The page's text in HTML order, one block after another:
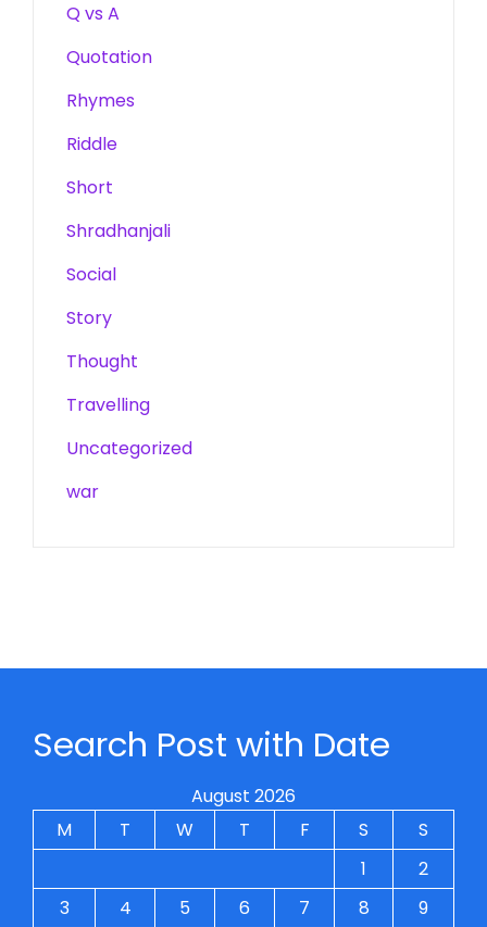
Q vs A
Quotation
Rhymes
Riddle
Short
Shradhanjali
Social
Story
Thought
Travelling
Uncategorized
war
Search Post with Date
August 2026
M
T W T F S
S
1
2
3
4 5 6 7 8
9